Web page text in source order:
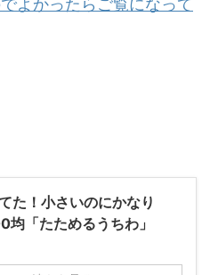
よかったらご覧になって
た！小さいのにかなり
均「たためるうちわ」